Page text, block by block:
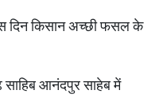
दिन किसान अच्छी फसल के
साहिब आनंदपुर साहेब में